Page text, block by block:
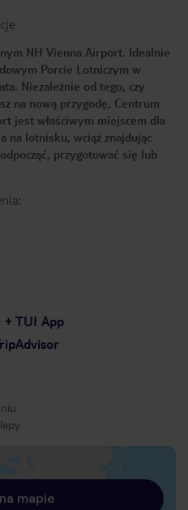
NH Vienna Airport. Idealnie
Porcie Lotniczym w
Niezależnie od tego, czy
na nową przygodę, Centrum
jest właściwym miejscem dla
na lotnisku, wciąż znajdując
przygotować się lub
TUI App
mapie